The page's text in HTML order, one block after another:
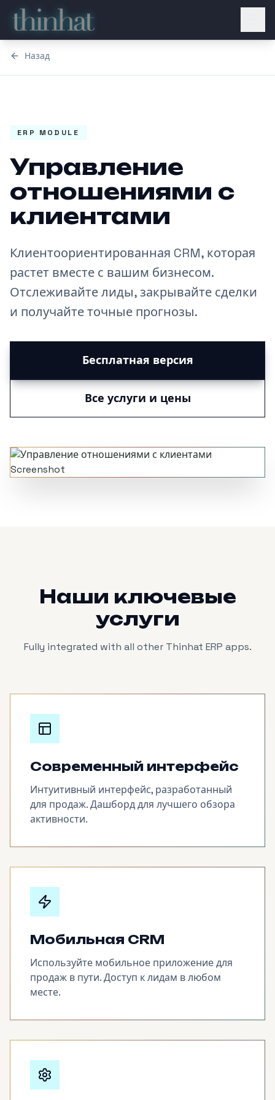
Перейти к основному контенту
Назад
ERP MODULE
Управление
отношениями с
клиентами
Клиентоориентированная CRM, которая
растет вместе с вашим бизнесом.
Отслеживайте лиды, закрывайте сделки
и получайте точные прогнозы.
Бесплатная версия
Все услуги и цены
Наши ключевые
услуги
Fully integrated with all other Thinhat ERP apps.
Современный интерфейс
Интуитивный интерфейс, разработанный
для продаж. Дашборд для лучшего обзора
активности.
Мобильная CRM
Используйте мобильное приложение для
продаж в пути. Доступ к лидам в любом
месте.